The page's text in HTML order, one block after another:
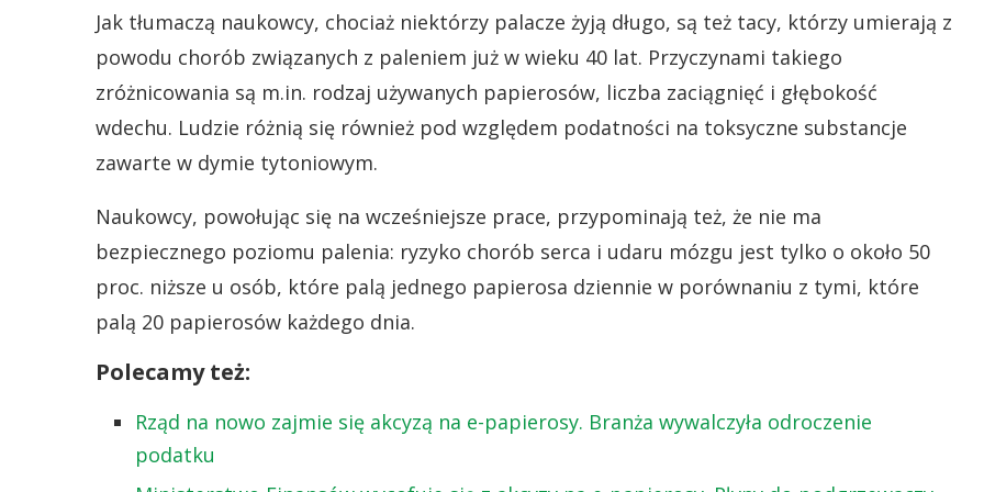
Jak tłumaczą naukowcy, chociaż niektórzy palacze żyją długo, są też tacy, którzy umierają z
powodu chorób związanych z paleniem już w wieku 40 lat. Przyczynami takiego
zróżnicowania są m.in. rodzaj używanych papierosów, liczba zaciągnięć i głębokość
wdechu. Ludzie różnią się również pod względem podatności na toksyczne substancje
zawarte w dymie tytoniowym.
Naukowcy, powołując się na wcześniejsze prace, przypominają też, że nie ma
bezpiecznego poziomu palenia: ryzyko chorób serca i udaru mózgu jest tylko o około 50
proc. niższe u osób, które palą jednego papierosa dziennie w porównaniu z tymi, które
palą 20 papierosów każdego dnia.
Polecamy też:
Rząd na nowo zajmie się akcyzą na e-papierosy. Branża wywalczyła odroczenie
podatku